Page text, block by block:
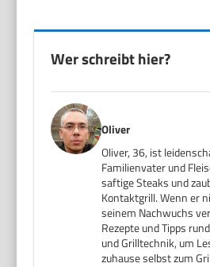
Wer schreibt hier?
Oliver
Oliver, 36, ist
Familienvater und
saftige Steaks und
Kontaktgrill. Wenn er
seinem Nachwuchs
Rezepte und Tipps
und Grilltechnik, um
zuhause selbst zum